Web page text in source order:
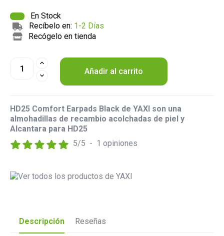
En Stock
Recíbelo en: 1-2 Días
Recógelo en tienda
Añadir al carrito
HD25 Comfort Earpads Black de YAXI son una
almohadillas de recambio acolchadas de piel y
Alcantara para HD25
5/5 - 1 opiniones
Descripción Reseñas